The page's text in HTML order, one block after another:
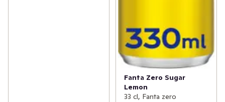
Fanta Zero Sugar
Lemon
33 cl, Fanta zero